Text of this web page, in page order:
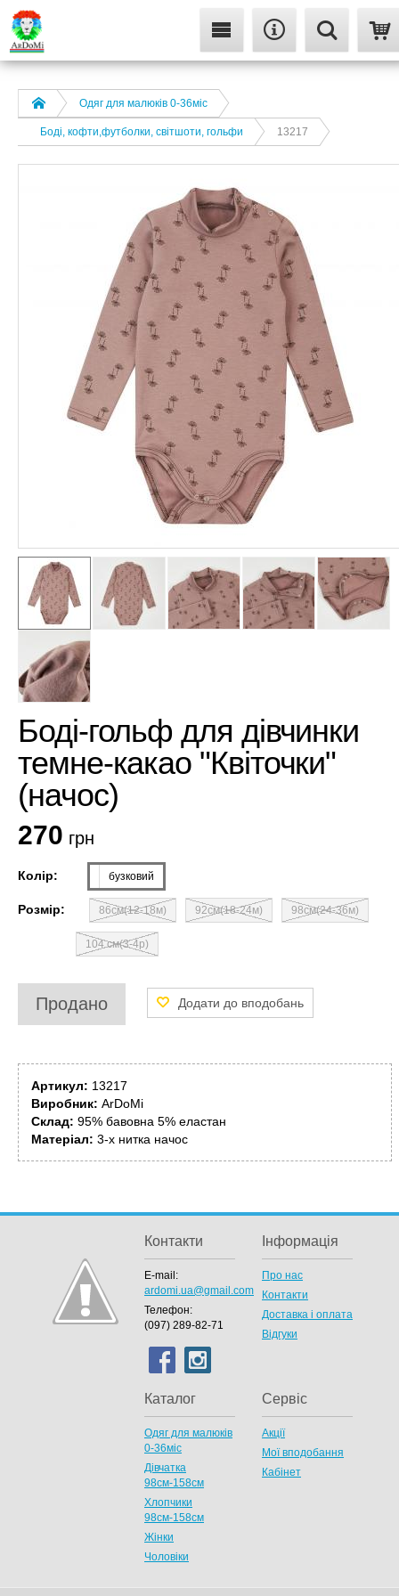
Одяг для малюків 0-36міс
Боді, кофти,футболки, світшоти, гольфи 13217
Боді-гольф для дівчинки
темне-какао "Квіточки"
(начос)
270 грн
Колір: бузковий
Розмір: 86см(12-18м) 92см(18-24м) 98см(24-36м)
104 см(3-4р)
Продано
Артикул: 13217
Виробник: ArDoMi
Склад: 95% бавовна 5% еластан
Матеріал: 3-х нитка начос
Контакти
E-mail:
ardomi.ua@gmail.com
Телефон:
(097) 289-82-71
Інформація
Про нас
Контакти
Доставка і оплата
Відгуки
Каталог
Одяг для малюків
0-36міс
Дівчатка
98cм-158см
Хлопчики
98см-158см
Жінки
Чоловіки
Сервіс
Акції
Мої вподобання
Кабінет